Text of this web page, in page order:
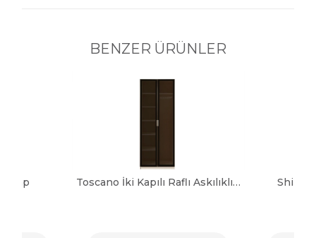
BENZER ÜRÜNLER
Toscano İki Kapılı Raflı Askılıklı Dolap Shine